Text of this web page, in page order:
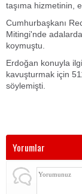
taşıma hizmetinin,
Cumhurbaşkanı
Mitingi'nde
koymuştu.
Erdoğan konuyla
kavuşturmak için
söylemişti.
Yorumlar